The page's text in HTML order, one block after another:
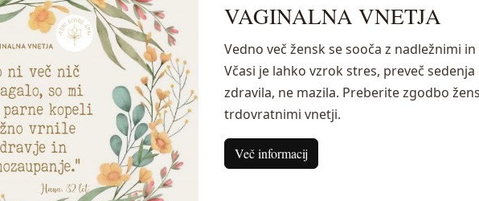
VAGINALNA VNETJA
Vedno več žensk se sooča z nadležnimi
Včasi je lahko vzrok stres, preveč
zdravila, ne mazila. Preberite zgodbo
trdovratnimi vnetji.
Več informacij